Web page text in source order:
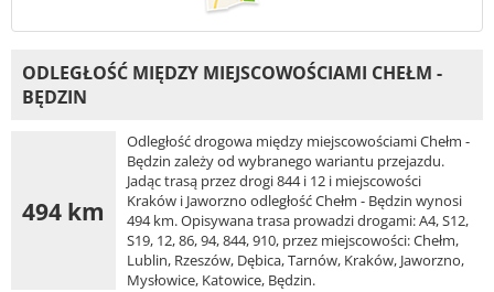
ODLEGŁOŚĆ MIĘDZY MIEJSCOWOŚCIAMI CHEŁM -
BĘDZIN
494 km
Odległość drogowa między miejscowościami Chełm -
Będzin zależy od wybranego wariantu przejazdu.
Jadąc trasą przez drogi 844 i 12 i miejscowości
Kraków i Jaworzno odległość Chełm - Będzin wynosi
494 km. Opisywana trasa prowadzi drogami: A4, S12,
S19, 12, 86, 94, 844, 910, przez miejscowości: Chełm,
Lublin, Rzeszów, Dębica, Tarnów, Kraków, Jaworzno,
Mysłowice, Katowice, Będzin.